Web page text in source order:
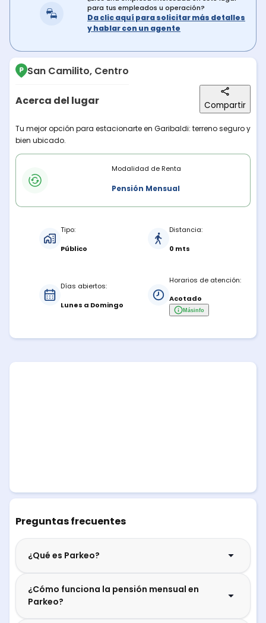
para tus empleados u operación?
Da clic aquí para solicitar más detalles
y hablar con un agente
San Camilito, Centro
Acerca del lugar Compartir
Descripción del lugar
Tu mejor opción para estacionarte en Garibaldi: terreno seguro y
bien ubicado.
Modalidades de rentaModalidad de Renta
Pensión Mensual
Tipo:
Público
Distancia:
0 mts
Días abiertos:
Lunes a Domingo
Horarios de atención:
Acotado
Másinfo
Preguntas frecuentes
¿Qué es Parkeo?
¿Cómo funciona la pensión mensual en
Parkeo?